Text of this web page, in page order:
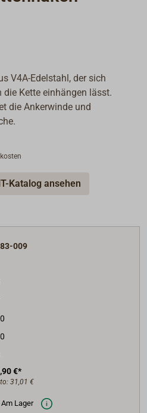
V4A-Edelstahl, der sich
Kette einhängen lässt.
die Ankerwinde und
Katalog ansehen
009
€*
31,01 €
Am Lager